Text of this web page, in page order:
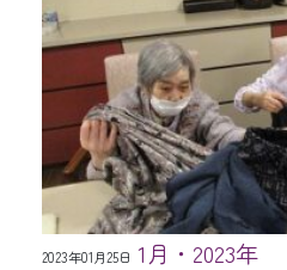
2023年01月25日 1月・2023年